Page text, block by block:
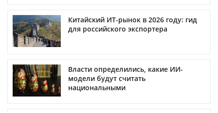
Китайский ИТ-рынок в 2026 году: гид
для российского экспортера
Власти определились, какие ИИ-
модели будут считать
национальными